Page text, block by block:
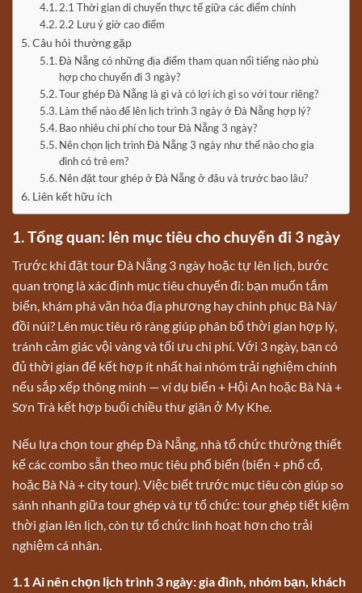
2.1 Thời gian di chuyển thực tế giữa các điểm chính
2.2 Lưu ý giờ cao điểm
Câu hỏi thường gặp
Đà Nẵng có những địa điểm tham quan nổi tiếng nào phù
hợp cho chuyến đi 3 ngày?
Tour ghép Đà Nẵng là gì và có lợi ích gì so với tour riêng?
Làm thế nào để lên lịch trình 3 ngày ở Đà Nẵng hợp lý?
Bao nhiêu chi phí cho tour Đà Nẵng 3 ngày?
Nên chọn lịch trình Đà Nẵng 3 ngày như thế nào cho gia
đình có trẻ em?
Nên đặt tour ghép ở Đà Nẵng ở đâu và trước bao lâu?
Liên kết hữu ích
1. Tổng quan: lên mục tiêu cho chuyến đi 3 ngày
Trước khi đặt tour Đà Nẵng 3 ngày hoặc tự lên lịch, bước
quan trọng là xác định mục tiêu chuyến đi: bạn muốn tắm
biển, khám phá văn hóa địa phương hay chinh phục Bà Nà/
đồi núi? Lên mục tiêu rõ ràng giúp phân bổ thời gian hợp lý,
tránh cảm giác vội vàng và tối ưu chi phí. Với 3 ngày, bạn có
đủ thời gian để kết hợp ít nhất hai nhóm trải nghiệm chính
nếu sắp xếp thông minh — ví dụ biển + Hội An hoặc Bà Nà +
Sơn Trà kết hợp buổi chiều thư giãn ở My Khe.
Nếu lựa chọn tour ghép Đà Nẵng, nhà tổ chức thường thiết
kế các combo sẵn theo mục tiêu phổ biến (biển + phố cổ,
hoặc Bà Nà + city tour). Việc biết trước mục tiêu còn giúp so
sánh nhanh giữa tour ghép và tự tổ chức: tour ghép tiết kiệm
thời gian lên lịch, còn tự tổ chức linh hoạt hơn cho trải
nghiệm cá nhân.
1.1 Ai nên chọn lịch trình 3 ngày: gia đình, nhóm bạn, khách